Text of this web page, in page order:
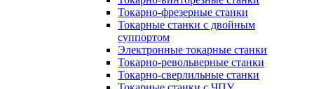
Токарно-фрезерные станки
Токарные станки с двойным
суппортом
Электронные токарные станки
Токарно-револьверные станки
Токарно-сверлильные станки